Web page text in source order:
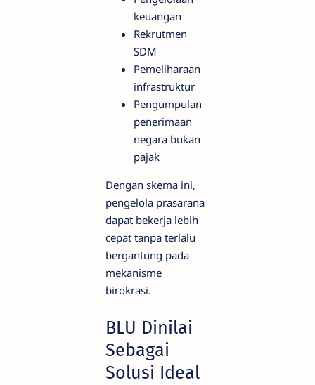
keuangan
Rekrutmen
SDM
Pemeliharaan
infrastruktur
Pengumpulan
penerimaan
negara bukan
pajak
Dengan skema ini,
pengelola prasarana
dapat bekerja lebih
cepat tanpa terlalu
bergantung pada
mekanisme
birokrasi.
BLU Dinilai
Sebagai
Solusi Ideal